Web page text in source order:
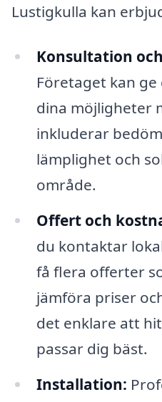
Lustigkulla kan
Konsultation
Företaget kan
dina möjligheter
inkluderar
lämplighet och
område.
Offert och
du kontaktar
få flera offerter
jämföra priser
det enklare att
passar dig bäst.
Installation: